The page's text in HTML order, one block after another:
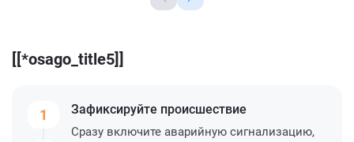
[[*osago_title5]]
1 Зафиксируйте происшествие
Сразу включите аварийную сигнализацию,